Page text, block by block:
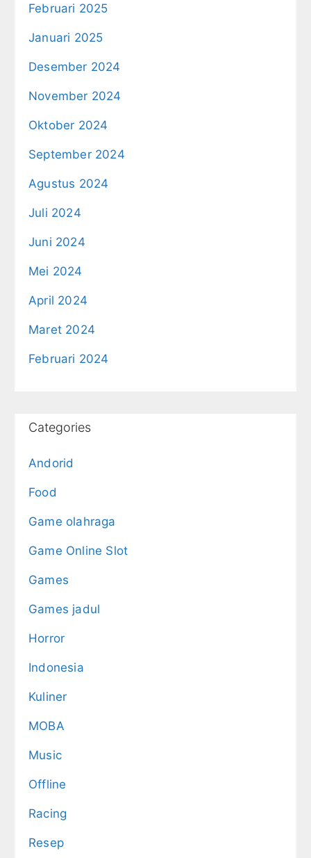
Februari 2025
Januari 2025
Desember 2024
November 2024
Oktober 2024
September 2024
Agustus 2024
Juli 2024
Juni 2024
Mei 2024
April 2024
Maret 2024
Februari 2024
Categories
Andorid
Food
Game olahraga
Game Online Slot
Games
Games jadul
Horror
Indonesia
Kuliner
MOBA
Music
Offline
Racing
Resep